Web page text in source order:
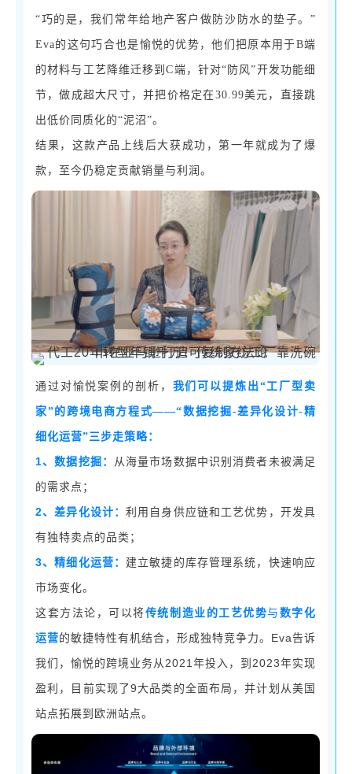
“巧的是，我们常年给地产客户做防沙防水的垫子。”
Eva的这句巧合也是愉悦的优势，他们把原本用于B端
的材料与工艺降维迁移到C端，针对“防风”开发功能细
节，做成超大尺寸，并把价格定在30.99美元，直接跳
出低价同质化的“泥沼”。
结果，这款产品上线后大获成功，第一年就成为了爆
款，至今仍稳定贡献销量与利润。
通过对愉悦案例的剖析， 我们可以提炼出 “工厂型卖
家”的跨境电商方程式——“数据挖掘-差异化设计-精
细化运营”三步走策略：
1、数据挖掘： 从海量市场数据中识别消费者未被满足
的需求点；
2、差异化设计：利用自身供应链和工艺优势，开发具
有独特卖点的品类；
3、精细化运营： 建立敏捷的库存管理系统，快速响应
市场变化。
这套方法论，可以将传统制造业的工艺优势与 数字化
运营的敏捷特性有机结合，形成独特竞争力。 Eva告诉
我们，愉悦的跨境业务从2021年投入，到2023年实现
盈利，目前实现了9大品类的全面布局，并计划从美国
站点拓展到欧洲站点。